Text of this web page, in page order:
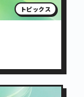
トピックス